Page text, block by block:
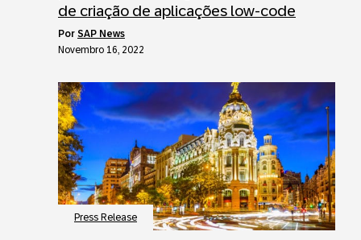
de criação de aplicações low-code
por SAP News
Novembro 16, 2022
Press Release